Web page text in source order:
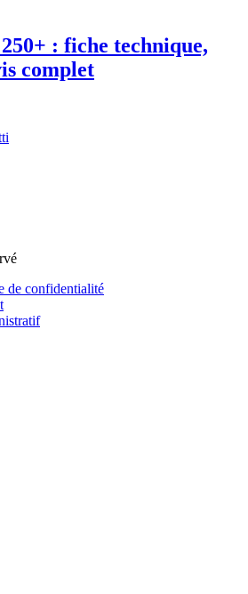
: fiche technique,
complet
de confidentialité